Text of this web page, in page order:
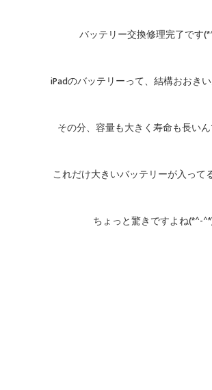
バッテリー交換修理完了です
iPadのバッテリーって、結構おおき
その分、容量も大きく寿命も長いん
これだけ大きいバッテリーが入って
ちょっと驚きですよね(*^-